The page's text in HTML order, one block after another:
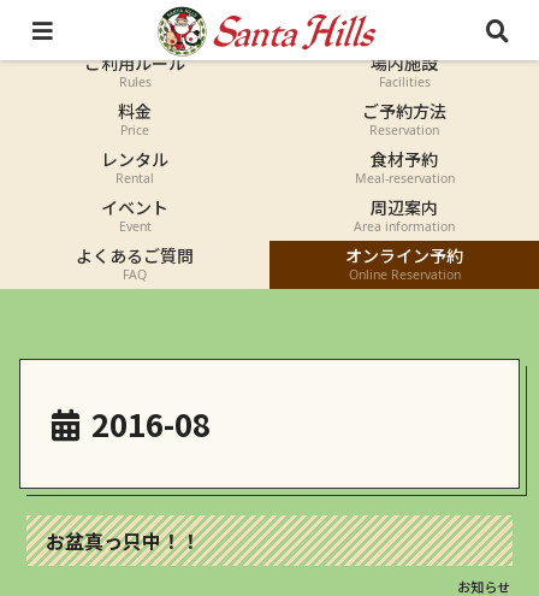
オートキャンプ
Auto-camp
ご利用ルール
Rules
場内施設
Facilities
料金
Price
ご予約方法
Reservation
レンタル
Rental
食材予約
Meal-reservation
イベント
Event
周辺案内
Area information
よくあるご質問
FAQ
オンライン予約
Online Reservation
2016-08
お盆真っ只中！！
お知らせ